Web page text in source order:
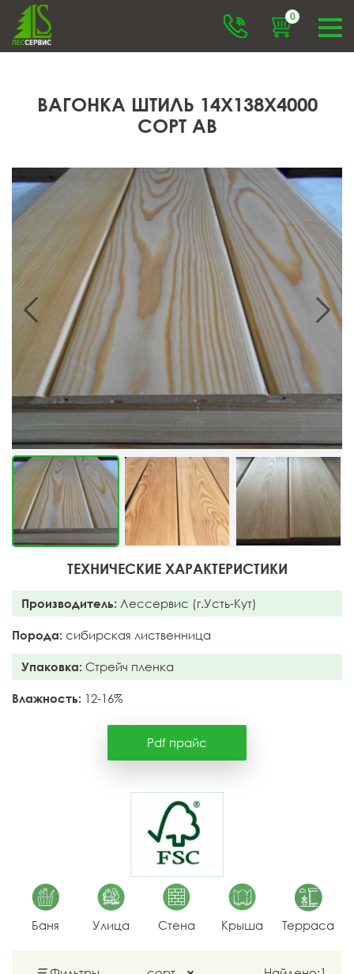
0
ВАГОНКА ШТИЛЬ 14X138X4000
СОРТ АВ
ТЕХНИЧЕСКИЕ ХАРАКТЕРИСТИКИ
Производитель: Лессервис (г.Усть-Кут)
Порода: сибирская лиственница
Упаковка: Стрейч пленка
Влажность: 12-16%
Pdf прайс
Баня Улица Стена Крыша Терраса